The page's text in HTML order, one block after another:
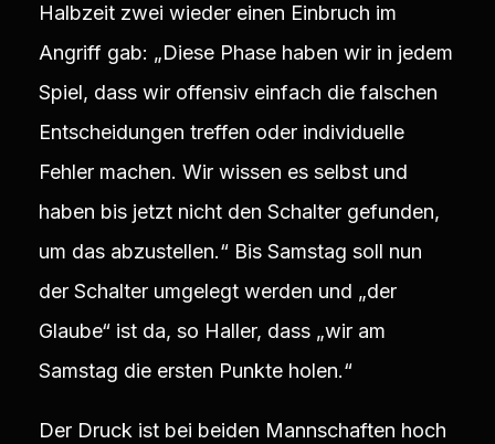
Halbzeit zwei wieder einen Einbruch im
Angriff gab: „Diese Phase haben wir in jedem
Spiel, dass wir offensiv einfach die falschen
Entscheidungen treffen oder individuelle
Fehler machen. Wir wissen es selbst und
haben bis jetzt nicht den Schalter gefunden,
um das abzustellen.“ Bis Samstag soll nun
der Schalter umgelegt werden und „der
Glaube“ ist da, so Haller, dass „wir am
Samstag die ersten Punkte holen.“
Der Druck ist bei beiden Mannschaften hoch